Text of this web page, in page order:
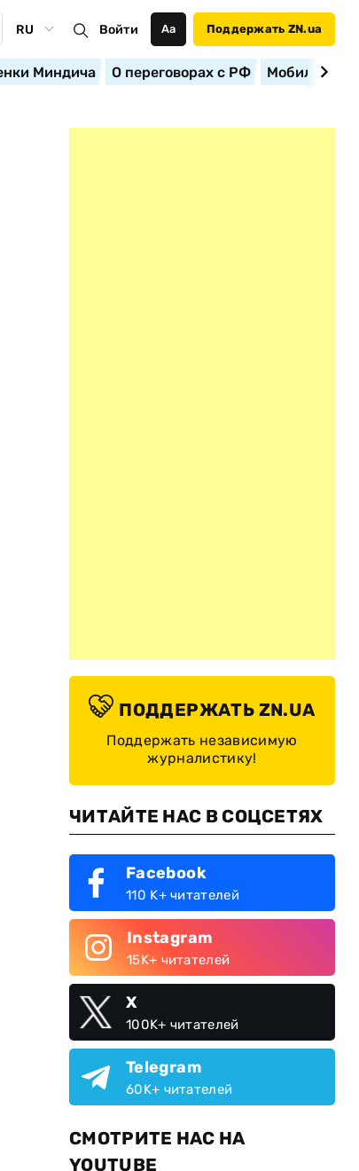
RU Войти Аа Поддержать ZN.ua
Миндича О переговорах с РФ
ПОДДЕРЖАТЬ ZN.UA
Поддержать независимую
журналистику!
ЧИТАЙТЕ НАС В СОЦСЕТЯХ
Facebook
110 K+ читателей
Instagram
15K+ читателей
X
100K+ читателей
Telegram
60K+ читателей
СМОТРИТЕ НАС НА
YOUTUBE